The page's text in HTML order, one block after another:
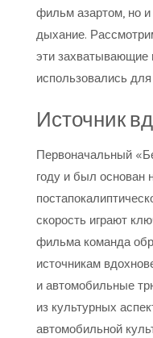
фильм азартом, но и
дыхание.
эти захватывающие
использовались
Источник
Первоначальный
году и был основан
скорость играют
фильма команда
источникам
и автомобильные
из культурных
автомобильной